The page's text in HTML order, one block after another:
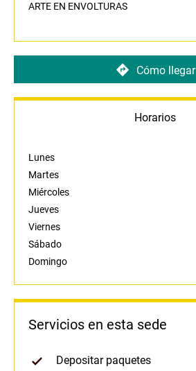
ARTE EN ENVOLTURAS
Cómo llegar
Horarios
Lunes
Martes
Miércoles
Jueves
Viernes
Sábado
Domingo
Servicios en esta sede
Depositar paquetes